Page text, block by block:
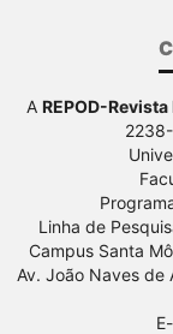
A REPOD-
Linha de
Campus Santa
Av. João Naves de